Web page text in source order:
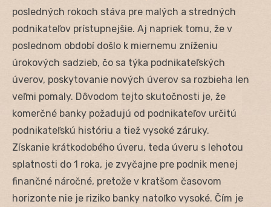
posledných rokoch stáva pre malých a stredných
podnikateľov prístupnejšie. Aj napriek tomu, že v
poslednom období došlo k miernemu zníženiu
úrokových sadzieb, čo sa týka podnikateľských
úverov, poskytovanie nových úverov sa rozbieha len
veľmi pomaly. Dôvodom tejto skutočnosti je, že
komerčné banky požadujú od podnikateľov určitú
podnikateľskú históriu a tiež vysoké záruky.
Získanie krátkodobého úveru, teda úveru s lehotou
splatnosti do 1 roka, je zvyčajne pre podnik menej
finančné náročné, pretože v kratšom časovom
horizonte nie je riziko banky natoľko vysoké. Čím je